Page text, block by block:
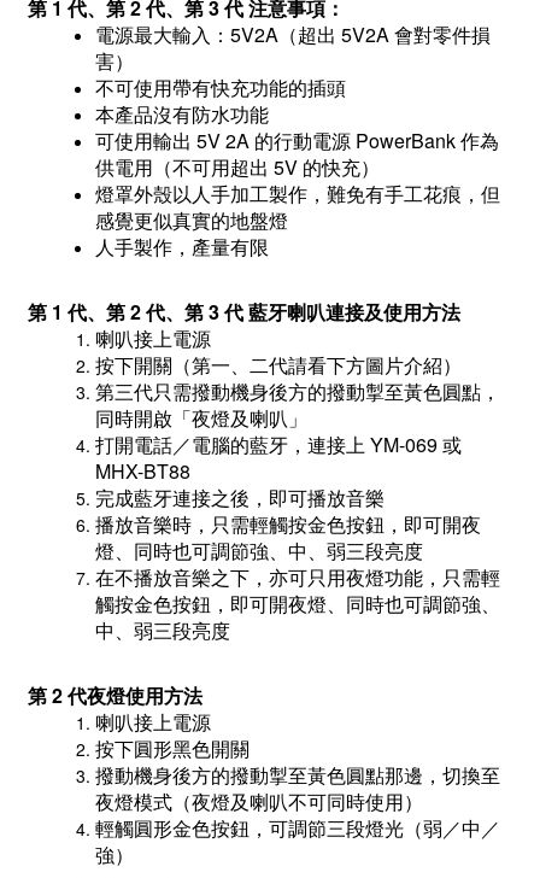
第 1 代、 第2 代、 第 3代 注意事項：
電源最大輸入：5V2A（超出 5V2A 會對零件損
害）
不可使用帶有快充功能的插頭
本產品沒有防水功能
可使用輸出 5V 2A 的行動電源 PowerBank 作為
供電用（不可用超出 5V 的快充）
燈罩外殼以人手加工製作，難免有手工花痕，但
感覺更似真實的地盤燈
人手製作，產量有限
第 1 代、 第2 代、 第3 代藍牙喇叭連接及使用方法
喇叭接上電源
按下開關（第一、二代請看下方圖片介紹）
第三代只需撥動機身後方的撥動掣至黃色圓點，
同時開啟 「夜燈及喇叭」
打開電話／電腦的藍牙，連接上 YM-069 或
MHX-BT88
完成藍牙連接之後，即可播放音樂
播放音樂時，只需輕觸按金色按鈕，即可開夜
燈、同時也可調節強、中、弱三段亮度
在不播放音樂之下，亦可只用夜燈功能 ，只需輕
觸按金色按鈕，即可開夜燈、同時也可調節強、
中、弱三段亮度
第2 代夜燈使用方法
喇叭接上電源
按下圓形黑色開關
撥動機身後方的撥動掣至黃色圓點那邊，切換至
夜燈模式（夜燈及喇叭不可同時使用）
輕觸圓形金色按鈕，可調節三段燈光（弱／中／
強）